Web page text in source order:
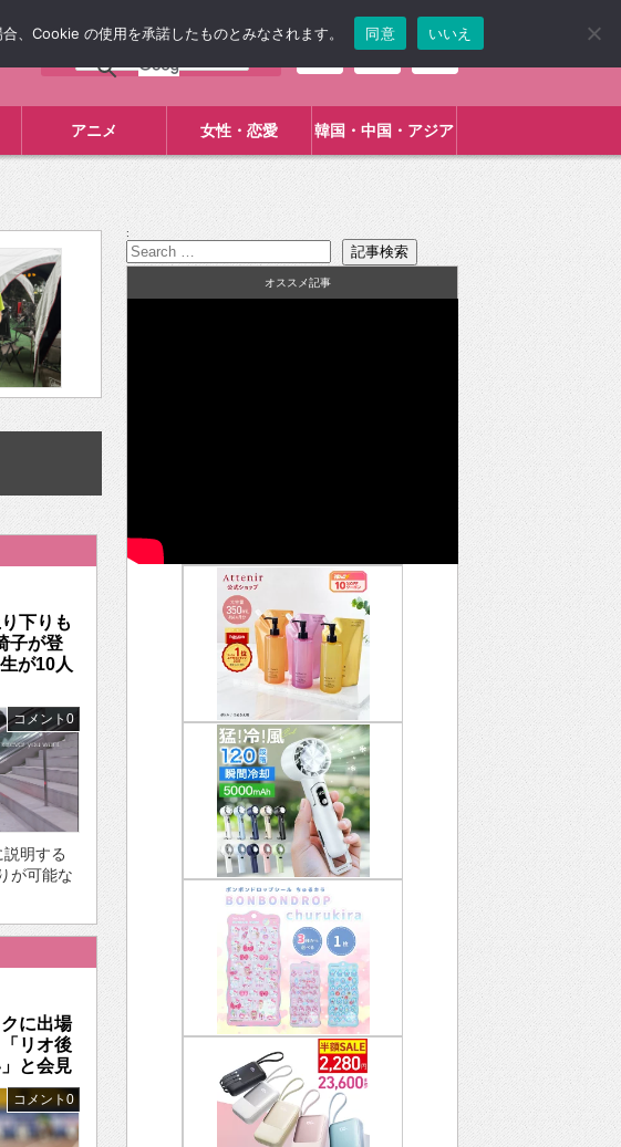
アニメ 女性・恋愛 韓国・中国・アジア
下りも
子が登
が10人
コメント0
明する
が可能な
に出場
リオ後
と会見
コメント0
:
オススメ記事
、Cookie の使用を承諾したものとみなされます。 同意 いいえ